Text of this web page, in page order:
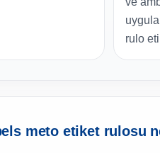
rulo
meto etiket rulosu